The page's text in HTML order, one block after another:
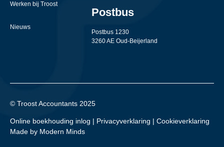
Werken bij Troost
Nieuws
Postbus
Postbus 1230
3260 AE Oud-Beijerland
© Troost Accountants 2025
Online boekhouding inlog | Privacyverklaring | Cookieverklaring
Made by Modern Minds